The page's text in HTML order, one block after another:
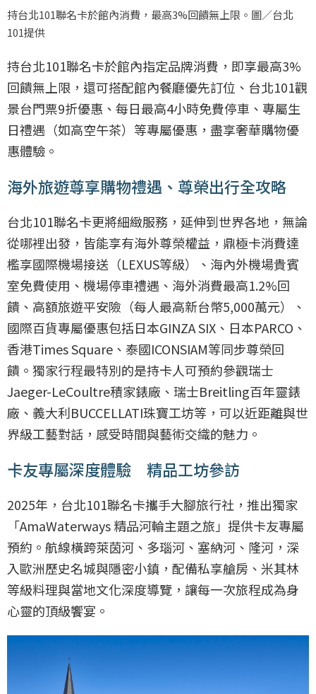
持台北101聯名卡於館內消費，最高3%回饋無上限。圖／台北
101提供
持台北101聯名卡於館內指定品牌消費，即享最高3%
回饋無上限，還可搭配館內餐廳優先訂位、台北101觀
景台門票9折優惠、每日最高4小時免費停車、專屬生
日禮遇（如高空午茶）等專屬優惠，盡享奢華購物優
惠體驗。
海外旅遊尊享購物禮遇、尊榮出行全攻略
台北101聯名卡更將細緻服務，延伸到世界各地，無論
從哪裡出發，皆能享有海外尊榮權益，鼎極卡消費達
檻享國際機場接送（LEXUS等級）、海內外機場貴賓
室免費使用、機場停車禮遇、海外消費最高1.2%回
饋、高額旅遊平安險（每人最高新台幣5,000萬元）、
國際百貨專屬優惠包括日本GINZA SIX、日本PARCO、
香港Times Square、泰國ICONSIAM等同步尊榮回
饋。獨家行程最特別的是持卡人可預約參觀瑞士
Jaeger-LeCoultre積家錶廠、瑞士Breitling百年靈錶
廠、義大利BUCCELLATI珠寶工坊等，可以近距離與世
界級工藝對話，感受時間與藝術交織的魅力。
卡友專屬深度體驗 精品工坊參訪
2025年，台北101聯名卡攜手大腳旅行社，推出獨家
「AmaWaterways 精品河輪主題之旅」提供卡友專屬
預約。航線橫跨萊茵河、多瑙河、塞納河、隆河，深
入歐洲歷史名城與隱密小鎮，配備私享艙房、米其林
等級料理與當地文化深度導覽，讓每一次旅程成為身
心靈的頂級饗宴。